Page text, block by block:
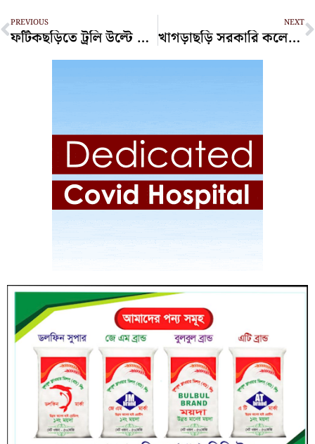
Prev
PREVIOUS
ফটিকছড়িতে ট্রলি উল্টে কিশোর চালকের মৃত্যু
NEXT
খাগড়াছড়ি সরকারি কলেজের জুলাই স্মৃতিস্তম্ভে আগুন, আটক ১